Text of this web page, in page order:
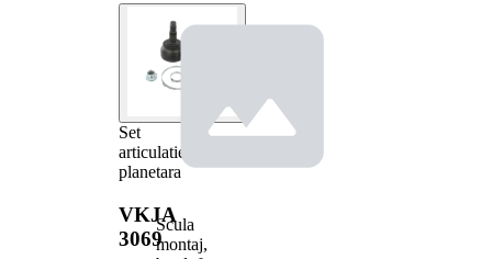
Set
articulatie,
planetara
VKJA
3069
Scula
montaj,